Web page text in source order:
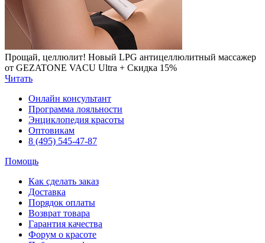
Прощай, целлюлит! Новый LPG антицеллюлитный массажер
от GEZATONE VACU Ultra + Скидка 15%
Читать
Онлайн консультант
Программа лояльности
Энциклопедия красоты
Оптовикам
8 (495) 545-47-87
Помощь
Как сделать заказ
Доставка
Порядок оплаты
Возврат товара
Гарантия качества
Форум о красоте